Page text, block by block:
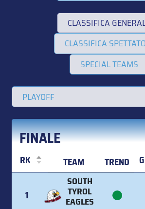
CLASSIFICA
CLASSIFICA
SPECIAL TEAMS
FINALE
RK TEAM TREND
TEAM
1
SOUTH
TYROL
EAGLES